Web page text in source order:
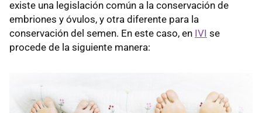
existe una legislación común a la conservación de
embriones y óvulos, y otra diferente para la
conservación del semen. En este caso, en IVI se
procede de la siguiente manera: